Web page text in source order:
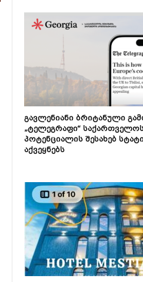
გავლენიანი ბრიტანული
„ტელეგრაფი“
პოტენციალის შესახებ
აქვეყნებს